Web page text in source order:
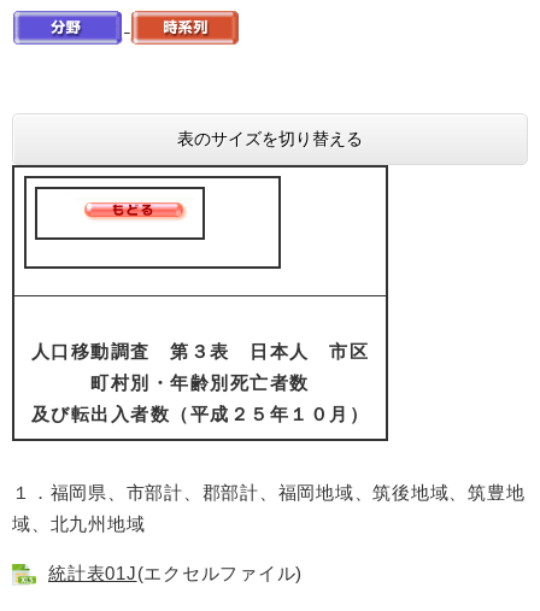
表のサイズを切り替える
人口移動調査 第３表 日本人 市区
町村別・年齢別死亡者数
及び転出入者数（平成２５年１０月）
１．福岡県、市部計、郡部計、福岡地域、筑後地域、筑豊地
域、北九州地域
統計表01J(エクセルファイル)